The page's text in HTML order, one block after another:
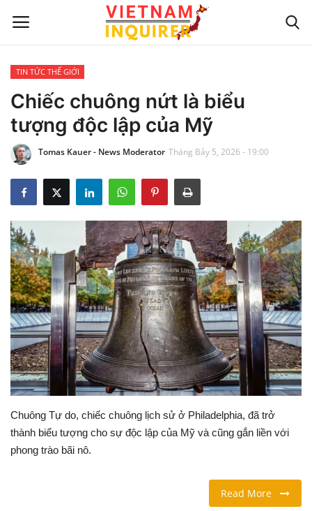
Trang chủ
Liên hệ
TIN TỨC THẾ GIỚI
CẬP NHẬT
VIỆC KINH DOANH
CÔNG NGHỆ
SỰ GIẢI TRÍ
LỐI SỐNG
DU LỊCH
THỂ THAO
Ngôn ngữ
TIN TỨC THẾ GIỚI
Chiếc chuông nứt là biểu
tượng độc lập của Mỹ
Tomas Kauer - News Moderator Tháng Bảy 5, 2026 - 19:00
Chuông Tự do, chiếc chuông lịch sử ở Philadelphia, đã trở
thành biểu tượng cho sự độc lập của Mỹ và cũng gắn liền với
phong trào bãi nô.
Read More